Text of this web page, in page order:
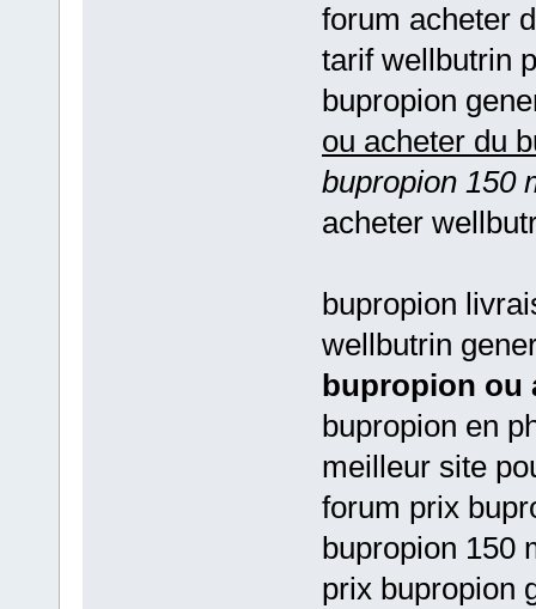
forum acheter
tarif wellbutrin
bupropion
ou acheter du
bupropion 150
acheter
bupropion
wellbutrin
bupropion ou
bupropion en
meilleur site
forum prix
bupropion 150
prix bupropion